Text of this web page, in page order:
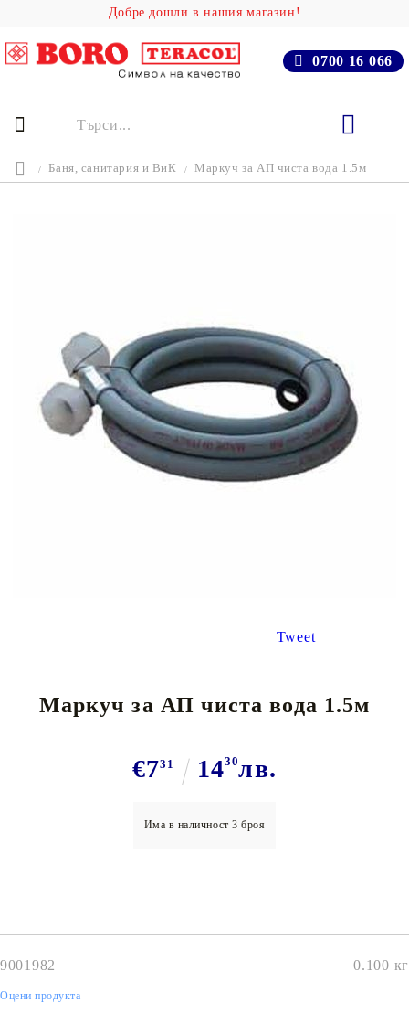
Добре дошли в нашия магазин!
0700 16 066
Баня, cанитария и ВиК Маркуч за АП чиста вода 1.5м
Tweet
Маркуч за АП чиста вода 1.5м
€731 1430лв.
Има в наличност3 броя
9001982 0.100 кг
Оцени продукта